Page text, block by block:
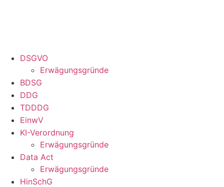
DSGVO
Erwägungsgründe
BDSG
DDG
TDDDG
EinwV
KI-Verordnung
Erwägungsgründe
Data Act
Erwägungsgründe
HinSchG